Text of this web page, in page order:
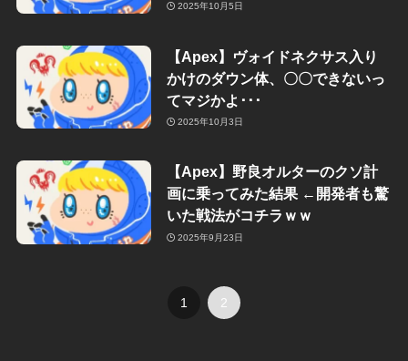
2025年10月5日
【Apex】ヴォイドネクサス入り
かけのダウン体、〇〇できないっ
てマジかよ･･･
2025年10月3日
【Apex】野良オルターのクソ計
画に乗ってみた結果 ←開発者も驚
いた戦法がコチラｗｗ
2025年9月23日
1 2